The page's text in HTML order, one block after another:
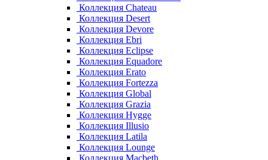
Коллекция Chateau
Коллекция Desert
Коллекция Devore
Коллекция Ebri
Коллекция Eclipse
Коллекция Equadore
Коллекция Erato
Коллекция Fortezza
Коллекция Global
Коллекция Grazia
Коллекция Hygge
Коллекция Illusio
Коллекция Latila
Коллекция Lounge
Коллекция Macbeth